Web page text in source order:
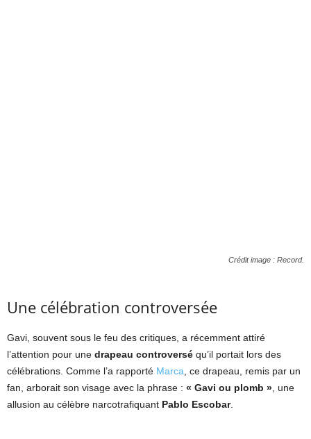
Crédit image : Record.
Une célébration controversée
Gavi, souvent sous le feu des critiques, a récemment attiré
l’attention pour une drapeau controversé qu’il portait lors des
célébrations. Comme l’a rapporté Marca, ce drapeau, remis par un
fan, arborait son visage avec la phrase : « Gavi ou plomb », une
allusion au célèbre narcotrafiquant Pablo Escobar.